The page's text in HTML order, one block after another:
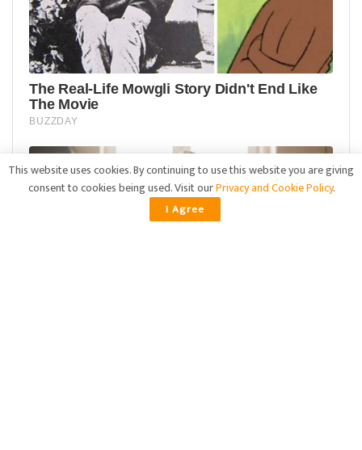
This website uses cookies. By continuing to use this website you are giving
consent to cookies being used. Visit ourPrivacy and Cookie Policy.
I Agree
ADVERTISEMENT